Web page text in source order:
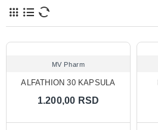
MV Pharm
ALFATHION 30 KAPSULA
1.200,00 RSD